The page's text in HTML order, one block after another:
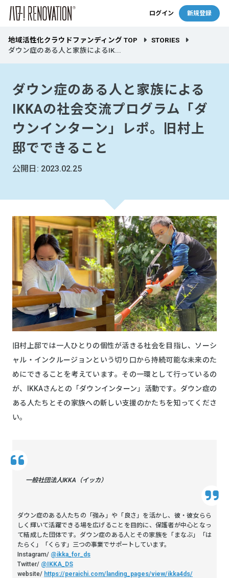
ログイン 新規登録
地域活性化クラウドファンディング TOP
STORIES
ダウン症のある人と家族によるIK...
ダウン症のある人と家族による
IKKAの社会交流プログラム「ダ
ウンインターン」レポ。旧村上
邸でできること
公開日: 2023.02.25
旧村上邸では一人ひとりの個性が活きる社会を目指し、ソーシ
ャル・インクルージョンという切り口から持続可能な未来のた
めにできることを考えています。その一環として行っているの
が、IKKAさんとの「ダウンインターン」活動です。ダウン症の
ある人たちとその家族への新しい支援のかたちを知ってくださ
い。
一般社団法人IKKA（イッカ）
ダウン症のある人たちの「強み」や「良さ」を活かし、彼・彼女らら
しく輝いて活躍できる場を広げることを目的に、保護者が中心となっ
て結成した団体です。ダウン症のある人とその家族を「まなぶ」「は
たらく」「くらす」三つの事業でサポートしています。
Instagram/ @ikka_for_ds
Twitter/ @IKKA_DS
website/ https://peraichi.com/landing_pages/view/ikka4ds/